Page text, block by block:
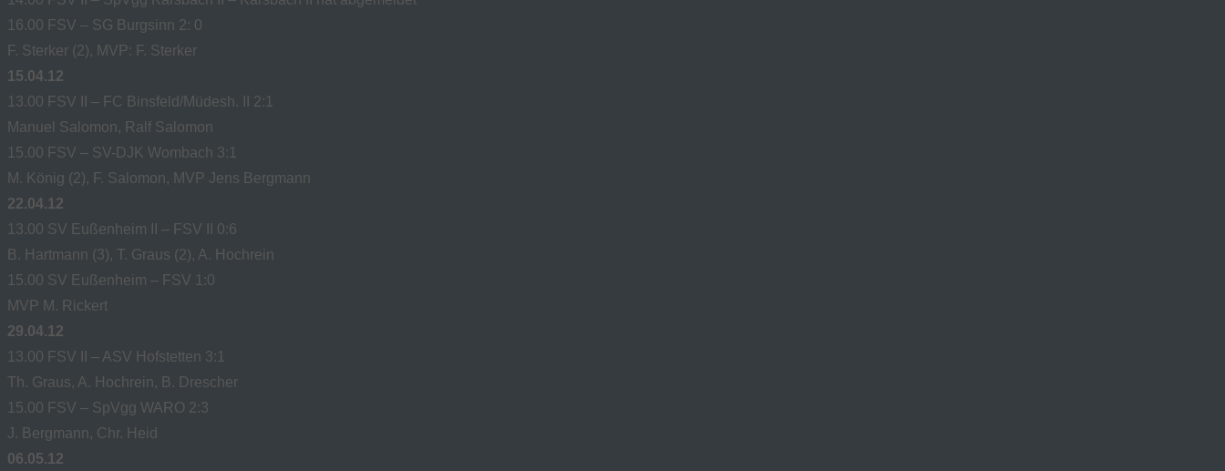
16.00 FSV – SG Burgsinn 2: 0
F. Sterker (2), MVP: F. Sterker
15.04.12
13.00 FSV II – FC Binsfeld/Müdesh. II 2:1
Manuel Salomon, Ralf Salomon
15.00 FSV – SV-DJK Wombach 3:1
M. König (2), F. Salomon, MVP Jens Bergmann
22.04.12
13.00 SV Eußenheim II – FSV II 0:6
B. Hartmann (3), T. Graus (2), A. Hochrein
15.00 SV Eußenheim – FSV 1:0
MVP M. Rickert
29.04.12
13.00 FSV II – ASV Hofstetten 3:1
Th. Graus, A. Hochrein, B. Drescher
15.00 FSV – SpVgg WARO 2:3
J. Bergmann, Chr. Heid
06.05.12